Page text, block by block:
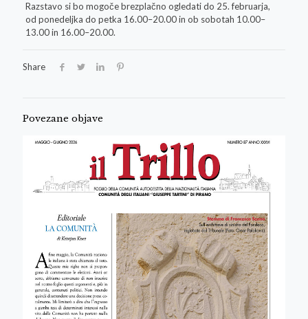
Razstavo si bo mogoče brezplačno ogledati do 25. februarja,
od ponedeljka do petka 16.00–20.00 in ob sobotah 10.00–
13.00 in 16.00–20.00.
Share
Povezane objave